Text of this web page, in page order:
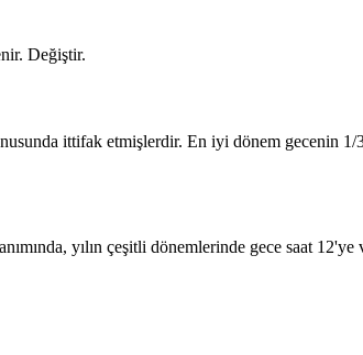
Değiştir.
ittifak etmişlerdir. En iyi dönem gecenin 1/
yılın çeşitli dönemlerinde gece saat